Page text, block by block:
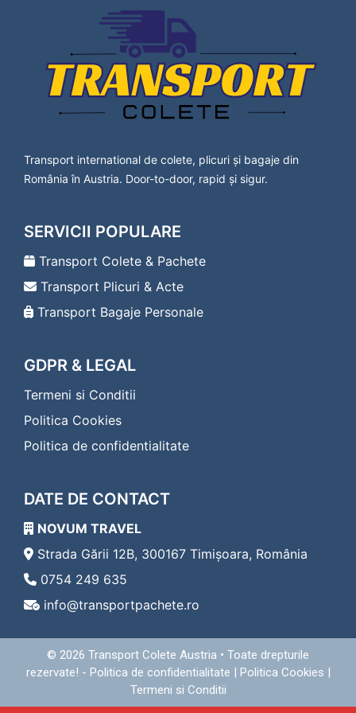
Lavanttal
Transport Colete Buzias Bad Vöslau
Transport Colete Buzias Baden
Transport Colete Buzias Bärnbach
Transport Colete Buzias Berndorf
Transport Colete Buzias Bischofshofen
Transport Colete Buzias Bleiburg
Transport Colete Buzias Bregenz
Transport Colete Buzias Bruck an der Leitha
Transport Colete Buzias Deutschlandsberg
Transport Colete Buzias Dornbirn
Transport Colete Buzias Drosendorf-
Zissersdorf
Transport Colete Buzias Dürnstein
Transport Colete Buzias Ebenfurth
Transport Colete Buzias Eferding
Transport Colete Buzias Eisenerz
Transport Colete Buzias Eisenstadt
Transport Colete Buzias Enns
Transport Colete Buzias Fehring
Transport Colete Buzias Feldkirchen in Kärnten
Transport Colete Buzias Fischamend
Transport Colete Buzias Frauenkirchen
Transport Colete Buzias Friedberg
Transport Colete Buzias Friesach
Transport Colete Buzias Fürstenfeld
Transport Colete Buzias Gallneukirchen
Transport Colete Buzias Gänserndorf
Transport Colete Buzias Geras
Transport Colete Buzias Gerasdorf bei Wien
Transport international de colete, plicuri și bagaje din
România în Austria. Door-to-door, rapid și sigur.
SERVICII POPULARE
Transport Colete & Pachete
Transport Plicuri & Acte
Transport Bagaje Personale
GDPR & LEGAL
Termeni si Conditii
Politica Cookies
Politica de confidentialitate
DATE DE CONTACT
NOVUM TRAVEL
Strada Gării 12B, 300167 Timișoara, România
0754 249 635
info@transportpachete.ro
© 2026 Transport Colete Austria • Toate drepturile
rezervate! - Politica de confidentialitate | Politica Cookies |
Termeni si Conditii